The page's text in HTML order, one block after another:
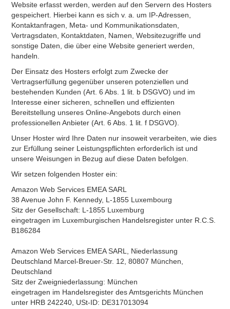
Website erfasst werden, werden auf den Servern des Hosters
gespeichert. Hierbei kann es sich v. a. um IP-Adressen,
Kontaktanfragen, Meta- und Kommunikationsdaten,
Vertragsdaten, Kontaktdaten, Namen, Websitezugriffe und
sonstige Daten, die über eine Website generiert werden,
handeln.
Der Einsatz des Hosters erfolgt zum Zwecke der
Vertragserfüllung gegenüber unseren potenziellen und
bestehenden Kunden (Art. 6 Abs. 1 lit. b DSGVO) und im
Interesse einer sicheren, schnellen und effizienten
Bereitstellung unseres Online-Angebots durch einen
professionellen Anbieter (Art. 6 Abs. 1 lit. f DSGVO).
Unser Hoster wird Ihre Daten nur insoweit verarbeiten, wie dies
zur Erfüllung seiner Leistungspflichten erforderlich ist und
unsere Weisungen in Bezug auf diese Daten befolgen.
Wir setzen folgenden Hoster ein:
Amazon Web Services EMEA SARL
38 Avenue John F. Kennedy, L-1855 Luxembourg
Sitz der Gesellschaft: L-1855 Luxemburg
eingetragen im Luxemburgischen Handelsregister unter R.C.S.
B186284
Amazon Web Services EMEA SARL, Niederlassung
Deutschland Marcel-Breuer-Str. 12, 80807 München,
Deutschland
Sitz der Zweigniederlassung: München
eingetragen im Handelsregister des Amtsgerichts München
unter HRB 242240, USt-ID: DE317013094